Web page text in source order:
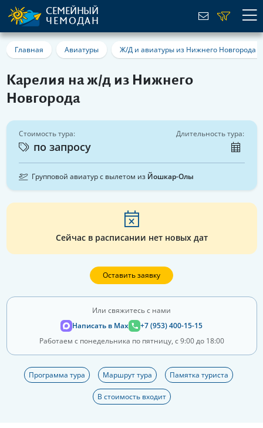
СЕМЕЙНЫЙ
ЧЕМОДАН
Главная Авиатуры Ж/Д и авиатуры из Нижнего Новгорода
Карелия на ж/д из Нижнего
Новгорода
Сейчас в расписании нет новых дат
Оставить заявку
Или свяжитесь с нами
Написать в Max
+7 (953) 400-15-15
Работаем с понедельника по пятницу, с 9:00 до 18:00
Программа тура Маршрут тура Памятка туриста
В стоимость входит
Стоимость тура:
по запросу
Длительность тура:
Групповой авиатур с вылетом из Йошкар-Олы